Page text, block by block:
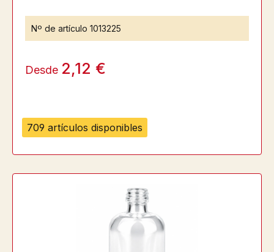
709 artículos disponibles
Nº de artículo 1013225
Desde 2,12 €